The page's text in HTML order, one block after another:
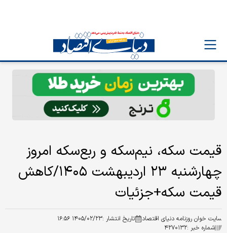
قیمت سکه، نیم‌سکه و ربع‌سکه امروز
چهارشنبه ۲۳ اردیبهشت ۱۴۰۵/کاهش
قیمت سکه+جزئیات
سایت خوان روزنامه دنیای اقتصاد تاریخ انتشار :۱۴۰۵/۰۲/۲۳ ۱۶:۵۶
شماره خبر :۴۲۷۰۱۳۲